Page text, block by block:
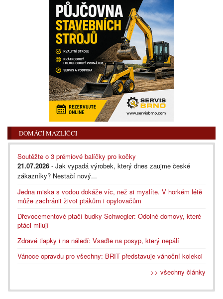
DOMÁCÍ MAZLÍČCI
Soutěžte o 3 prémiové balíčky pro kočky
21.07.2026 - Jak vypadá výrobek, který dnes zaujme české
zákazníky? Nestačí nový...
Jedna miska s vodou dokáže víc, než si myslíte. V horkém létě
může zachránit život ptákům i opylovačům
Dřevocementové ptačí budky Schwegler: Odolné domovy, které
ptáci milují
Zdravé tlapky i na náledí: Vsaďte na posyp, který nepálí
Vánoce opravdu pro všechny: BRIT představuje vánoční kolekci
>> všechny články